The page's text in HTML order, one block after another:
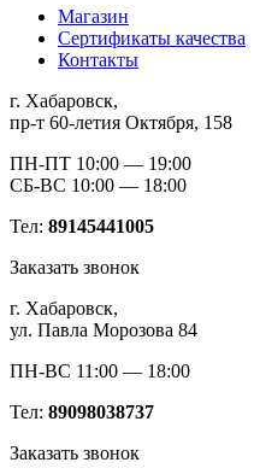
Магазин
Сертификаты качества
Контакты
г. Хабаровск,
пр-т 60-летия Октября, 158
ПН-ПТ 10:00 — 19:00
СБ-ВС 10:00 — 18:00
Тел: 89145441005
Заказать звонок
г. Хабаровск,
ул. Павла Морозова 84
ПН-ВС 11:00 — 18:00
Тел: 89098038737
Заказать звонок